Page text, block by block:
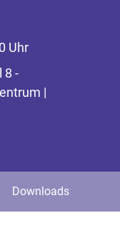
Uhr
8 -
|
Downloads